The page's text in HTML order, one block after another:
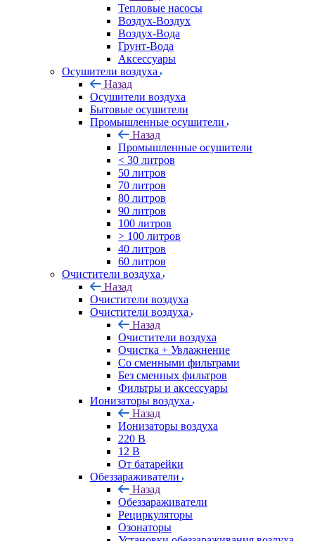
Тепловые насосы
Воздух-Воздух
Воздух-Вода
Грунт-Вода
Аксессуары
Осушители воздуха
Назад
Осушители воздуха
Бытовые осушители
Промышленные осушители
Назад
Промышленные осушители
< 30 литров
50 литров
70 литров
80 литров
90 литров
100 литров
> 100 литров
40 литров
60 литров
Очистители воздуха
Назад
Очистители воздуха
Очистители воздуха
Назад
Очистители воздуха
Очистка + Увлажнение
Cо сменными фильтрами
Без сменных фильтров
Фильтры и аксессуары
Ионизаторы воздуха
Назад
Ионизаторы воздуха
220 В
12 В
От батарейки
Обеззараживатели
Назад
Обеззараживатели
Рециркуляторы
Озонаторы